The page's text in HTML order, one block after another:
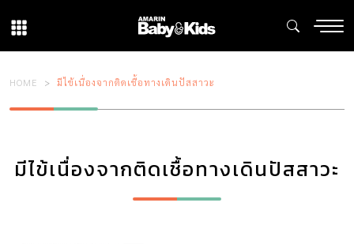
HOME มีไข้เนื่องจากติดเชื้อทางเดินปัสสาวะ
มีไข้เนื่องจากติดเชื้อทางเดินปัสสาวะ